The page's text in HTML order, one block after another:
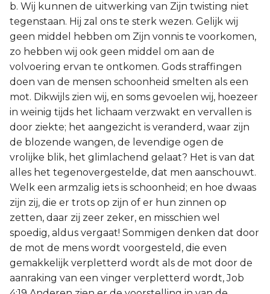
b. Wij kunnen de uitwerking van Zijn twisting niet
tegenstaan. Hij zal ons te sterk wezen. Gelijk wij
geen middel hebben om Zijn vonnis te voorkomen,
zo hebben wij ook geen middel om aan de
volvoering ervan te ontkomen. Gods straffingen
doen van de mensen schoonheid smelten als een
mot. Dikwijls zien wij, en soms gevoelen wij, hoezeer
in weinig tijds het lichaam verzwakt en vervallen is
door ziekte; het aangezicht is veranderd, waar zijn
de blozende wangen, de levendige ogen de
vrolijke blik, het glimlachend gelaat? Het is van dat
alles het tegenovergestelde, dat men aanschouwt.
Welk een armzalig iets is schoonheid; en hoe dwaas
zijn zij, die er trots op zijn of er hun zinnen op
zetten, daar zij zeer zeker, en misschien wel
spoedig, aldus vergaat! Sommigen denken dat door
de mot de mens wordt voorgesteld, die even
gemakkelijk verpletterd wordt als de mot door de
aanraking van een vinger verpletterd wordt, Job